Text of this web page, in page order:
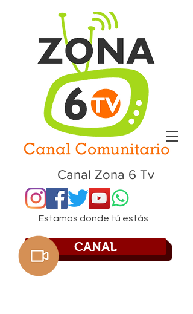
Canal Zona 6 Tv
Estamos donde tú estás
CANAL